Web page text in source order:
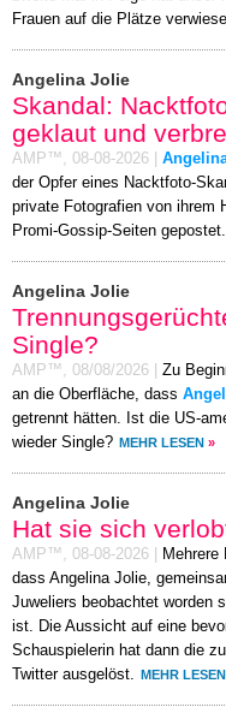
Frauen auf die Plätze
Angelina Jolie
Skandal:
geklaut und
AMP™, 08-08-2026
der Opfer eines Nacktfoto-
private Fotografien von ihrem
Promi-Gossip-Seiten gepostet.
Angelina Jolie
Single?
AMP™, 08/08/2026
Zu
an die Oberfläche, dass
getrennt hätten. Ist die US-
wieder Single? MEHR LESEN »
Angelina Jolie
Hat sie sich
AMP™, 08-08-2026
Mehrere
dass Angelina Jolie,
Juweliers beobachtet worden
ist. Die Aussicht auf eine
Schauspielerin hat dann die
Twitter ausgelöst. MEHR LESEN